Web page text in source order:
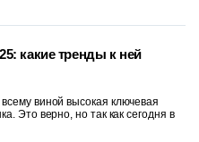
какие тренды к ней
виной высокая ключевая
Это верно, но так как сегодня в